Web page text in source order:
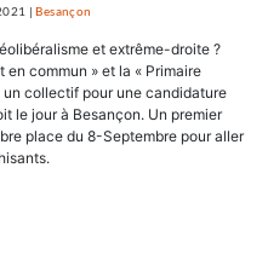
|Besançon
et extrême-droite ?
commun » et la « Primaire
collectif pour une candidature
le jour à Besançon. Un premier
place du 8-Septembre pour aller